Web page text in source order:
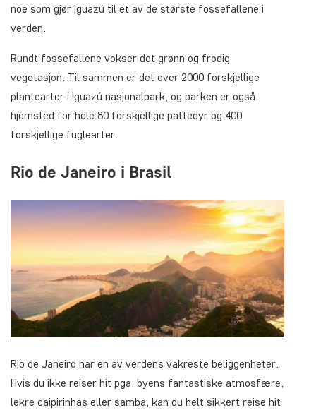
noe som gjør Iguazú til et av de største fossefallene i
verden.
Rundt fossefallene vokser det grønn og frodig
vegetasjon. Til sammen er det over 2000 forskjellige
plantearter i Iguazú nasjonalpark, og parken er også
hjemsted for hele 80 forskjellige pattedyr og 400
forskjellige fuglearter.
Rio de Janeiro i Brasil
Rio de Janeiro har en av verdens vakreste beliggenheter.
Hvis du ikke reiser hit pga. byens fantastiske atmosfære,
lekre caipirinhas eller samba, kan du helt sikkert reise hit